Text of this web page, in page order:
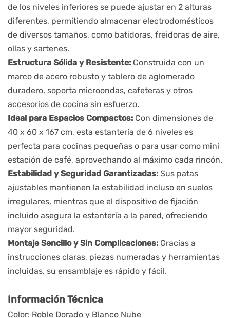
de los niveles inferiores se puede ajustar en 2 alturas
diferentes, permitiendo almacenar electrodomésticos
de diversos tamaños, como batidoras, freidoras de aire,
ollas y sartenes.
Estructura Sólida y Resistente: Construida con un
marco de acero robusto y tablero de aglomerado
duradero, soporta microondas, cafeteras y otros
accesorios de cocina sin esfuerzo.
Ideal para Espacios Compactos: Con dimensiones de
40 x 60 x 167 cm, esta estantería de 6 niveles es
perfecta para cocinas pequeñas o para usar como mini
estación de café, aprovechando al máximo cada rincón.
Estabilidad y Seguridad Garantizadas: Sus patas
ajustables mantienen la estabilidad incluso en suelos
irregulares, mientras que el dispositivo de fijación
incluido asegura la estantería a la pared, ofreciendo
mayor seguridad.
Montaje Sencillo y Sin Complicaciones: Gracias a
instrucciones claras, piezas numeradas y herramientas
incluidas, su ensamblaje es rápido y fácil.
Información Técnica
Color: Roble Dorado y Blanco Nube